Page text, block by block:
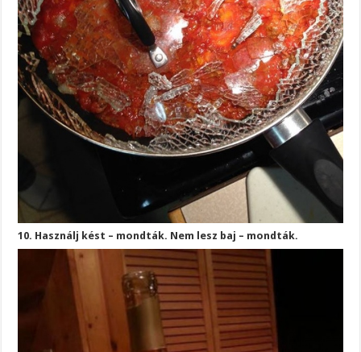
10. Használj kést – mondták. Nem lesz baj – mondták.